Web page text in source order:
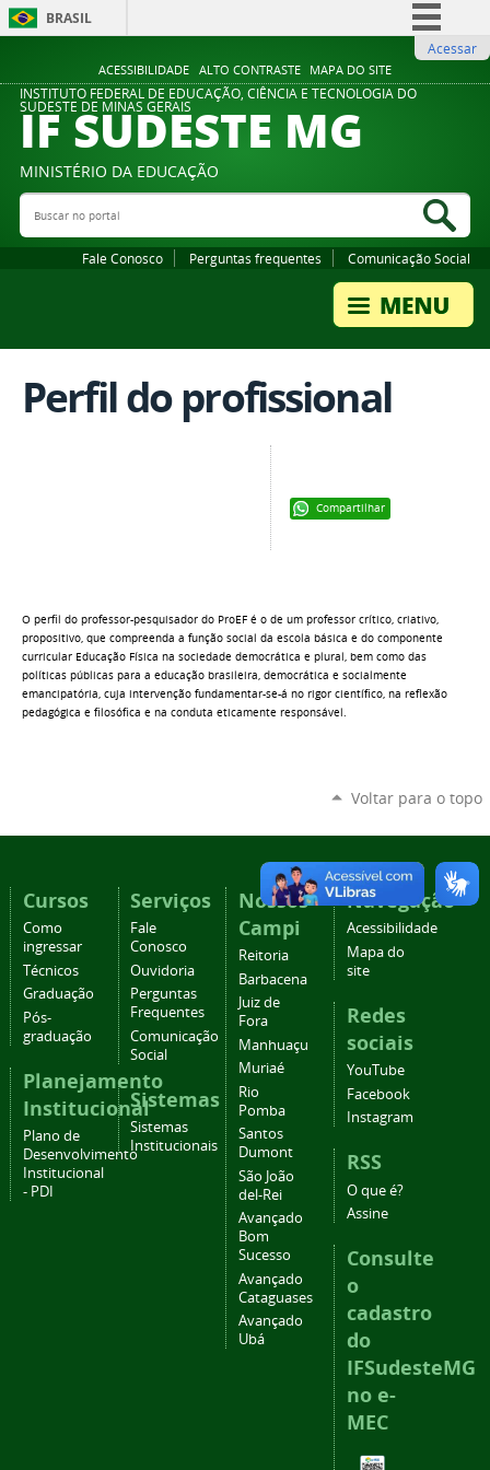
ACESSIBILIDADE ALTO CONTRASTE MAPA DO SITE
BRASIL
Comunica BR
Participe
Legislação
Acessar
INSTITUTO FEDERAL DE EDUCAÇÃO, CIÊNCIA E TECNOLOGIA DO
SUDESTE DE MINAS GERAIS
IF SUDESTE MG
MINISTÉRIO DA EDUCAÇÃO
Buscar no portal
Fale Conosco Perguntas frequentes Comunicação Social
Perfil do profissional
Compartilhar
O perfil do professor-pesquisador do ProEF é o de um professor crítico, criativo,
propositivo, que compreenda a função social da escola básica e do componente
curricular Educação Física na sociedade democrática e plural, bem como das
políticas públicas para a educação brasileira, democrática e socialmente
emancipatória, cuja intervenção fundamentar-se-á no rigor científico, na reflexão
pedagógica e filosófica e na conduta eticamente responsável.
Voltar para o topo
Cursos
Como
ingressar
Técnicos
Graduação
Pós-
graduação
Planejamento
Institucional
Plano de
Desenvolvimento
Institucional
- PDI
Serviços
Fale
Conosco
Ouvidoria
Perguntas
Frequentes
Comunicação
Social
Sistemas
Sistemas
Institucionais
Nossos
Campi
Reitoria
Barbacena
Juiz de
Fora
Manhuaçu
Muriaé
Rio
Pomba
Santos
Dumont
São João
del-Rei
Avançado
Bom
Sucesso
Avançado
Cataguases
Avançado
Ubá
Navegação
Acessibilidade
Mapa do
site
Redes
sociais
YouTube
Facebook
Instagram
RSS
O que é?
Assine
Consulte
o
cadastro
do
IFSudesteMG
no e-
MEC